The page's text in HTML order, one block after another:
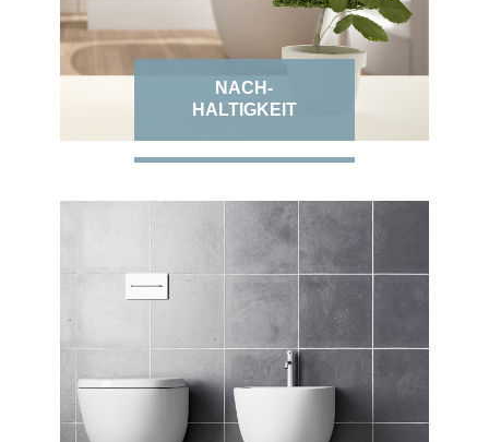
NACH-
HALTIGKEIT